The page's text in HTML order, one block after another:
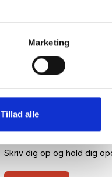
Marketing
Tillad alle
sundheds- og
Hos CareNet leverer vi
nyheder fra branchen
spændende
kollegaers indbakke.
Hver torsdag klokken
fagligt stærke nyhedsbrev.
anvendelse og
velfærdsteknologi til pleje
dagsordenen.
Skriv dig op og hold dig